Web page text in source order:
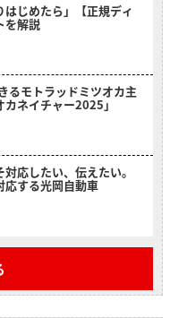
はじめたら」【正規ディ
を解説
るモトラッドミツオカ主
ネイチャー2025」
応したい、伝えたい。
応する光岡自動車